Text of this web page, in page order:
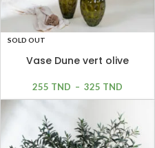
SOLD OUT
Vase Dune vert olive
255 TND – 325 TND